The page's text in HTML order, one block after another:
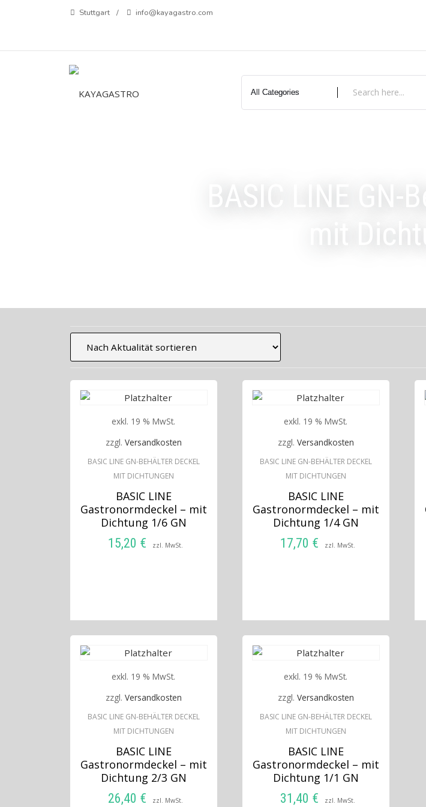
Stuttgart info@kayagastro.com
BASIC LINE GN-
mit
exkl. 19 % MwSt.
zzgl. Versandkosten
BASIC LINE GN-BEHÄLTER DECKEL
MIT DICHTUNGEN
BASIC LINE
Gastronormdeckel – mit
Dichtung 1/6 GN
15,20 € zzl. MwSt.
exkl. 19 % MwSt.
zzgl. Versandkosten
BASIC LINE GN-BEHÄLTER DECKEL
MIT DICHTUNGEN
BASIC LINE
Gastronormdeckel – mit
Dichtung 1/4 GN
17,70 € zzl. MwSt.
exkl. 19 % MwSt.
zzgl. Versandkosten
BASIC LINE GN-BEHÄLTER DECKEL
MIT DICHTUNGEN
BASIC LINE
Gastronormdeckel – mit
Dichtung 2/3 GN
26,40 € zzl. MwSt.
exkl. 19 % MwSt.
zzgl. Versandkosten
BASIC LINE GN-BEHÄLTER DECKEL
MIT DICHTUNGEN
BASIC LINE
Gastronormdeckel – mit
Dichtung 1/1 GN
31,40 € zzl. MwSt.